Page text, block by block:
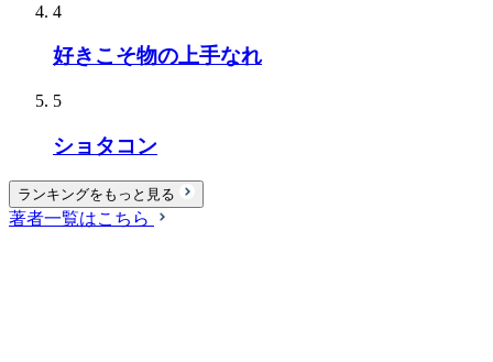
4
好きこそ物の上手なれ
5
ショタコン
ランキングをもっと見る
著者一覧はこちら